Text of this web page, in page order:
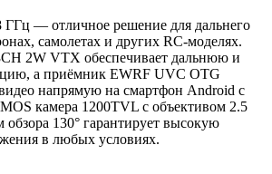
ГГц — отличное решение для дальнего
самолетах и других RC-моделях.
2W VTX обеспечивает дальнюю и
а приёмник EWRF UVC OTG
напрямую на смартфон Android с
камера 1200TVL с объективом 2.5
130° гарантирует высокую
в любых условиях.